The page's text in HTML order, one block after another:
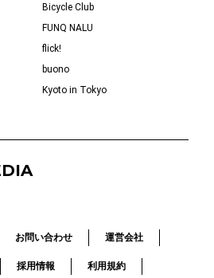
Bicycle Club
FUNQ NALU
flick!
buono
Kyoto in Tokyo
お問い合わせ 運営会社
採用情報 利用規約